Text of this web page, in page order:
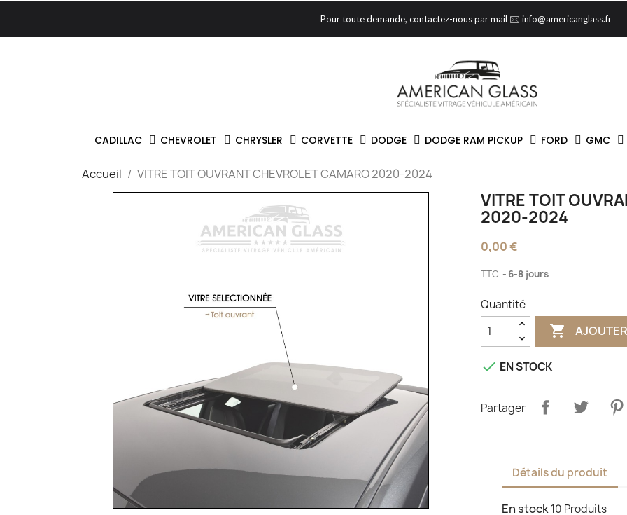
Pour toute demande, contactez-nous par mail 🖂 info@americanglass.fr
CADILLAC CHEVROLET CHRYSLER CORVETTE DODGE DODGE RAM PICKUP FORD GMC
Accueil VITRE TOIT OUVRANT CHEVROLET CAMARO 2020-2024
VITRE TOIT
2020-2024
0,00 €
TTC 6-8 jours
Quantité

 EN STOCK
Partager
Détails du produit
En stock10 Produits